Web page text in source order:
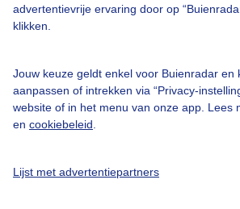
advertentievrije ervaring door op
klikken.
Jouw keuze geldt enkel voor Buienradar en
aanpassen of intrekken via “Privacy-
website of in het menu van onze app. Lees
en cookiebeleid
Lijst met advertentiepartners
Gebruikersvoorwaarden
Buienradar Team
Privacy beleid
Cookie beleid
Gratis weerdata